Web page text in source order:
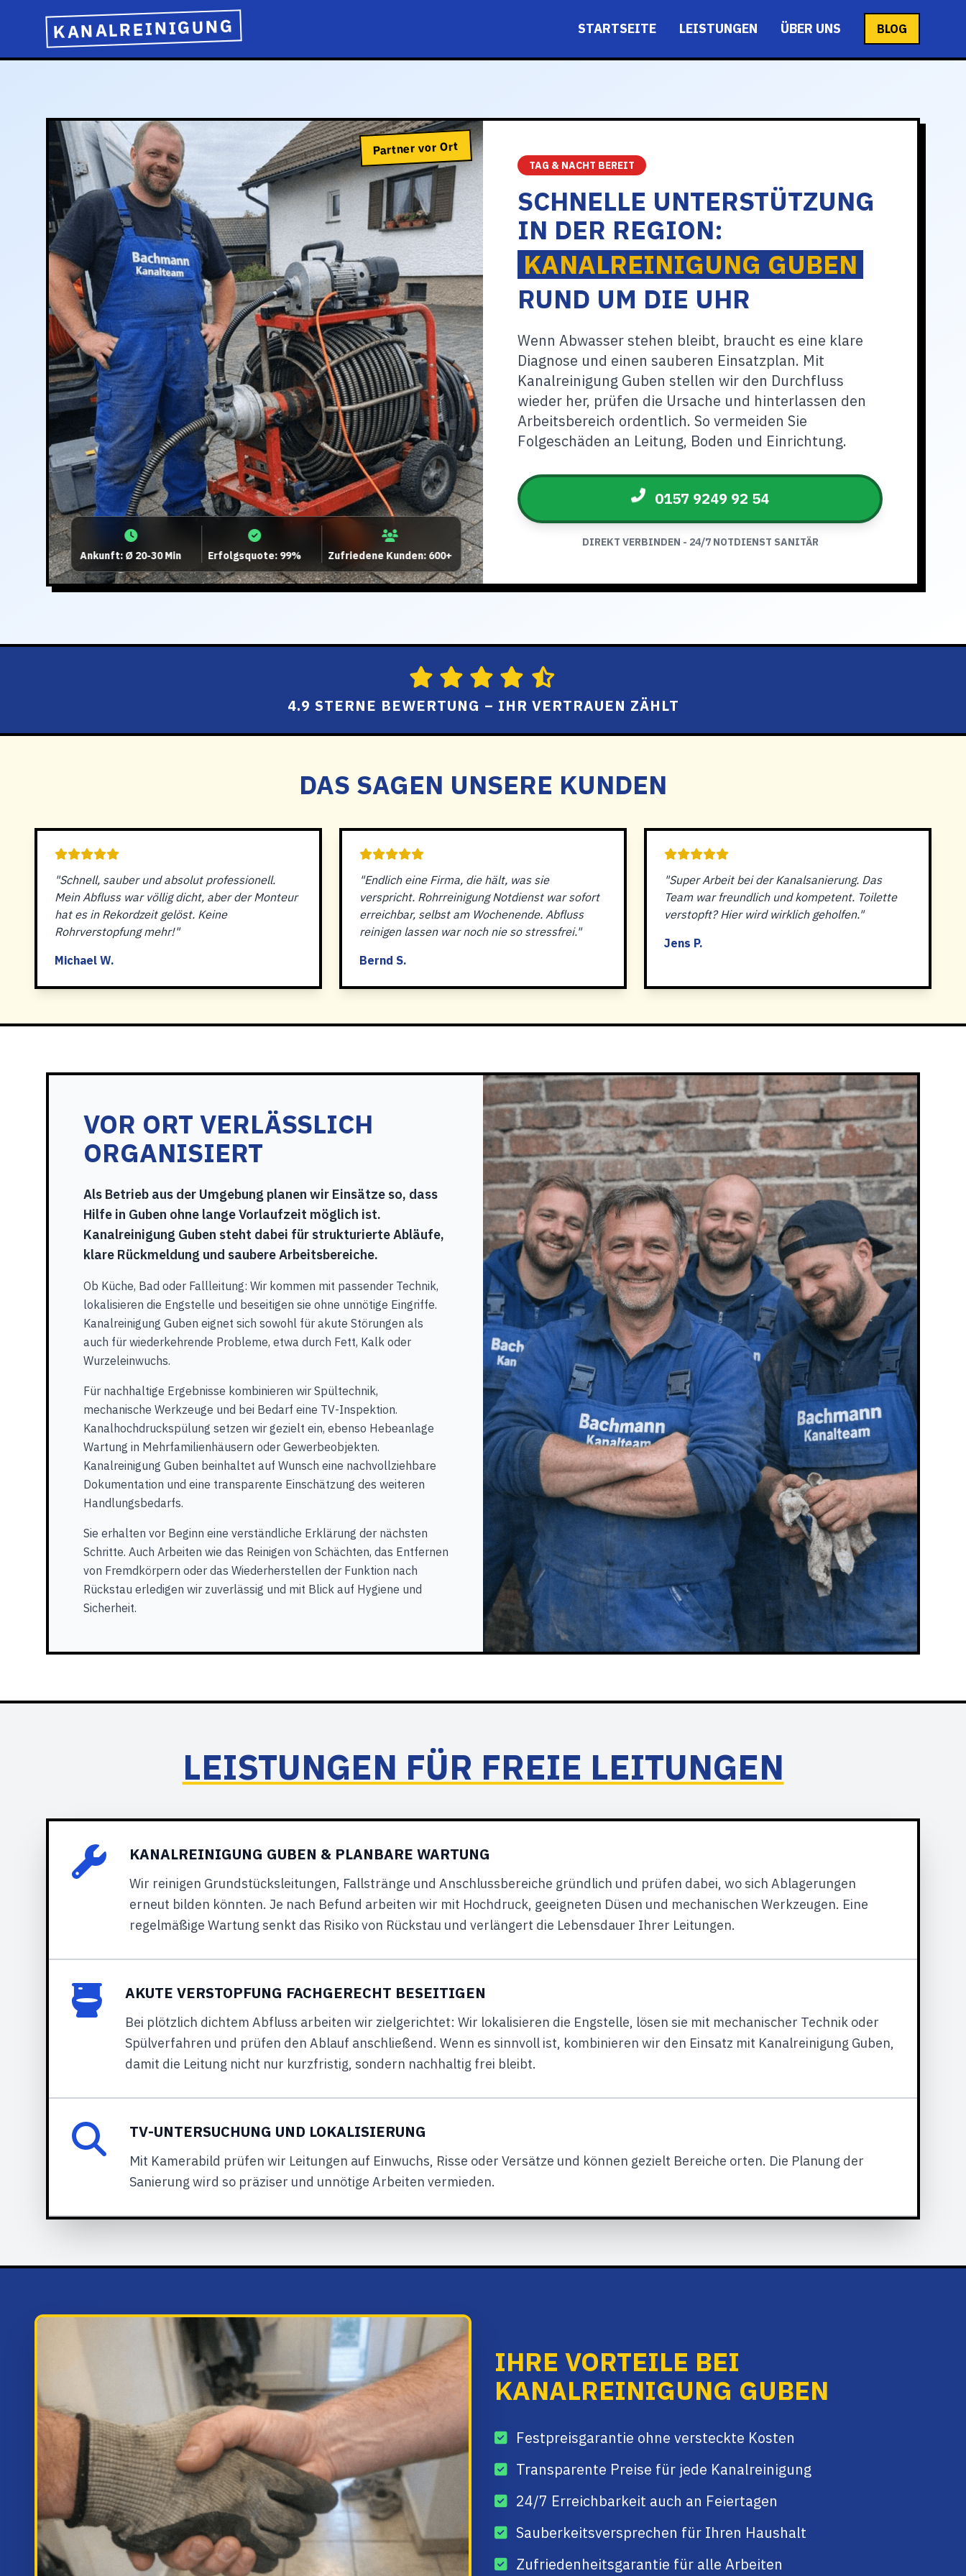
KANALREINIGUNG STARTSEITE LEISTUNGEN ÜBER UNS BLOG
Partner vor Ort
Ankunft: Ø 20-30 Min Erfolgsquote: 99% Zufriedene Kunden: 600+
TAG & NACHT BEREIT
SCHNELLE UNTERSTÜTZUNG
IN DER REGION:
KANALREINIGUNG GUBEN
RUND UM DIE UHR
Wenn Abwasser stehen bleibt, braucht es eine klare
Diagnose und einen sauberen Einsatzplan. Mit
Kanalreinigung Guben stellen wir den Durchfluss
wieder her, prüfen die Ursache und hinterlassen den
Arbeitsbereich ordentlich. So vermeiden Sie
Folgeschäden an Leitung, Boden und Einrichtung.
0157 9249 92 54
DIREKT VERBINDEN - 24/7 NOTDIENST SANITÄR
4.9 STERNE BEWERTUNG – IHR VERTRAUEN ZÄHLT
DAS SAGEN UNSERE KUNDEN
"Schnell, sauber und absolut professionell.
Mein Abfluss war völlig dicht, aber der Monteur
hat es in Rekordzeit gelöst. Keine
Rohrverstopfung mehr!"
Michael W.
"Endlich eine Firma, die hält, was sie
verspricht. Rohrreinigung Notdienst war sofort
erreichbar, selbst am Wochenende. Abfluss
reinigen lassen war noch nie so stressfrei."
Bernd S.
"Super Arbeit bei der Kanalsanierung. Das
Team war freundlich und kompetent. Toilette
verstopft? Hier wird wirklich geholfen."
Jens P.
VOR ORT VERLÄSSLICH
ORGANISIERT
Als Betrieb aus der Umgebung planen wir Einsätze so, dass
Hilfe in Guben ohne lange Vorlaufzeit möglich ist.
Kanalreinigung Guben steht dabei für strukturierte Abläufe,
klare Rückmeldung und saubere Arbeitsbereiche.
Ob Küche, Bad oder Fallleitung: Wir kommen mit passender Technik,
lokalisieren die Engstelle und beseitigen sie ohne unnötige Eingriffe.
Kanalreinigung Guben eignet sich sowohl für akute Störungen als
auch für wiederkehrende Probleme, etwa durch Fett, Kalk oder
Wurzeleinwuchs.
Für nachhaltige Ergebnisse kombinieren wir Spültechnik,
mechanische Werkzeuge und bei Bedarf eine TV-Inspektion.
Kanalhochdruckspülung setzen wir gezielt ein, ebenso Hebeanlage
Wartung in Mehrfamilienhäusern oder Gewerbeobjekten.
Kanalreinigung Guben beinhaltet auf Wunsch eine nachvollziehbare
Dokumentation und eine transparente Einschätzung des weiteren
Handlungsbedarfs.
Sie erhalten vor Beginn eine verständliche Erklärung der nächsten
Schritte. Auch Arbeiten wie das Reinigen von Schächten, das Entfernen
von Fremdkörpern oder das Wiederherstellen der Funktion nach
Rückstau erledigen wir zuverlässig und mit Blick auf Hygiene und
Sicherheit.
LEISTUNGEN FÜR FREIE LEITUNGEN
KANALREINIGUNG GUBEN & PLANBARE WARTUNG
Wir reinigen Grundstücksleitungen, Fallstränge und Anschlussbereiche gründlich und prüfen dabei, wo sich Ablagerungen
erneut bilden könnten. Je nach Befund arbeiten wir mit Hochdruck, geeigneten Düsen und mechanischen Werkzeugen. Eine
regelmäßige Wartung senkt das Risiko von Rückstau und verlängert die Lebensdauer Ihrer Leitungen.
AKUTE VERSTOPFUNG FACHGERECHT BESEITIGEN
Bei plötzlich dichtem Abfluss arbeiten wir zielgerichtet: Wir lokalisieren die Engstelle, lösen sie mit mechanischer Technik oder
Spülverfahren und prüfen den Ablauf anschließend. Wenn es sinnvoll ist, kombinieren wir den Einsatz mit Kanalreinigung Guben,
damit die Leitung nicht nur kurzfristig, sondern nachhaltig frei bleibt.
TV-UNTERSUCHUNG UND LOKALISIERUNG
Mit Kamerabild prüfen wir Leitungen auf Einwuchs, Risse oder Versätze und können gezielt Bereiche orten. Die Planung der
Sanierung wird so präziser und unnötige Arbeiten vermieden.
IHRE VORTEILE BEI
KANALREINIGUNG GUBEN
Festpreisgarantie ohne versteckte Kosten
Transparente Preise für jede Kanalreinigung
24/7 Erreichbarkeit auch an Feiertagen
Sauberkeitsversprechen für Ihren Haushalt
Zufriedenheitsgarantie für alle Arbeiten